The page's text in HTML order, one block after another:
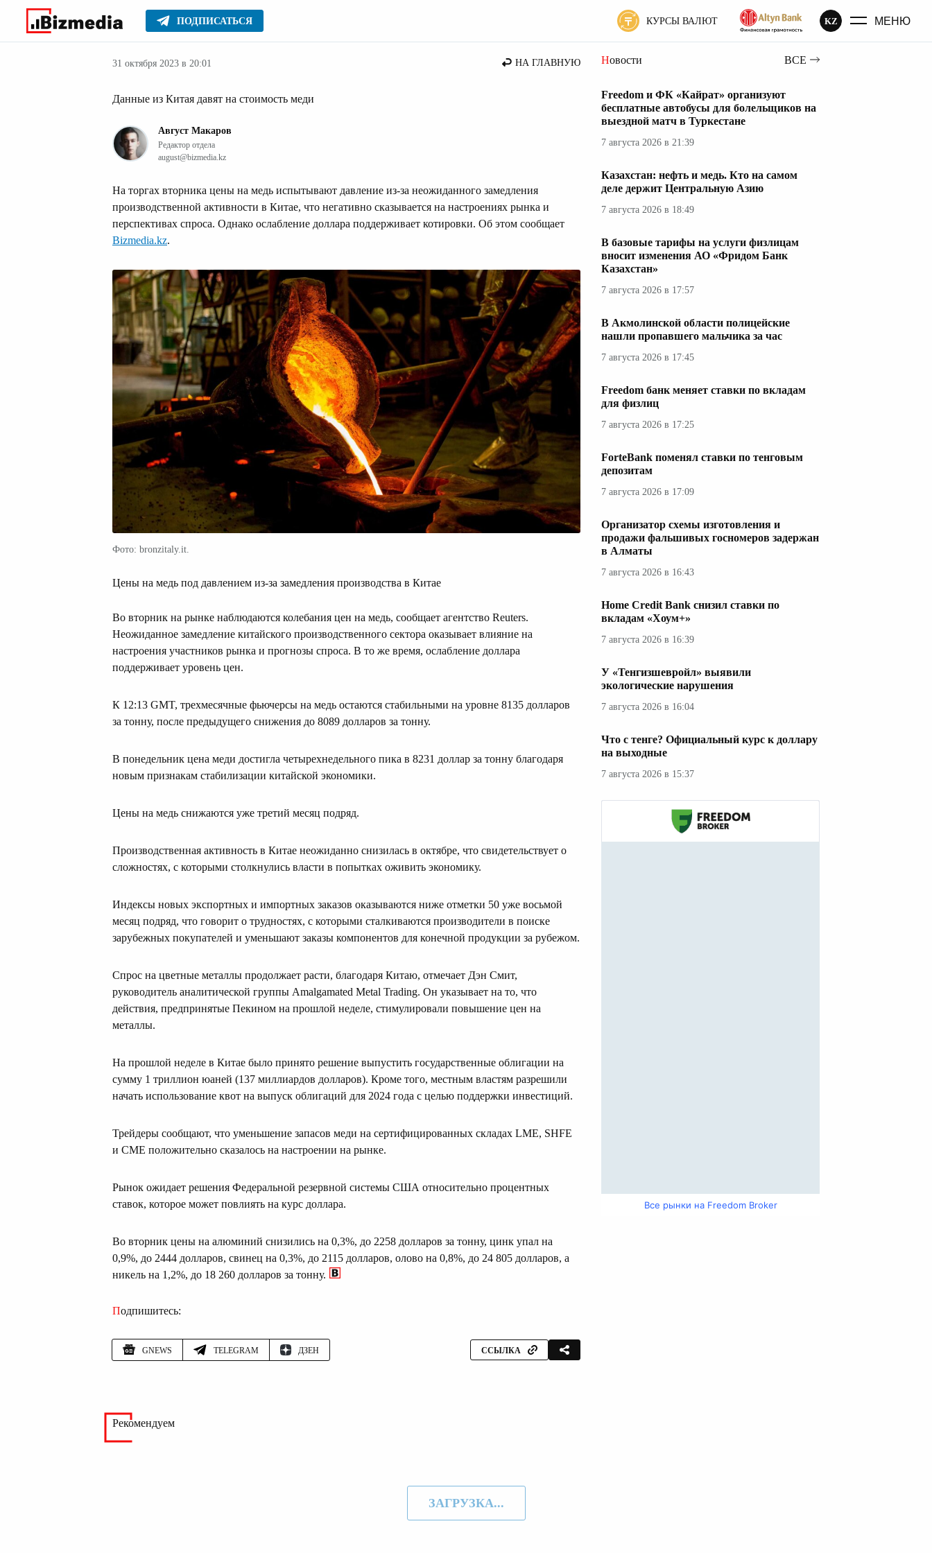
ПОДПИСАТЬСЯ КУРСЫ ВАЛЮТ KZ МЕНЮ
Главное Новости Мировые новости
31 октября 2023 в 20:01 НА ГЛАВНУЮ
Данные из Китая давят на стоимость меди
Август Макаров
Редактор отдела
august@bizmedia.kz
На торгах вторника цены на медь испытывают давление из-за неожиданного замедления
производственной активности в Китае, что негативно сказывается на настроениях рынка и
перспективах спроса. Однако ослабление доллара поддерживает котировки. Об этом сообщает
Bizmedia.kz.
Фото: bronzitaly.it.
Цены на медь под давлением из-за замедления производства в Китае
Во вторник на рынке наблюдаются колебания цен на медь, сообщает агентство Reuters.
Неожиданное замедление китайского производственного сектора оказывает влияние на
настроения участников рынка и прогнозы спроса. В то же время, ослабление доллара
поддерживает уровень цен.
К 12:13 GMT, трехмесячные фьючерсы на медь остаются стабильными на уровне 8135 долларов
за тонну, после предыдущего снижения до 8089 долларов за тонну.
В понедельник цена меди достигла четырехнедельного пика в 8231 доллар за тонну благодаря
новым признакам стабилизации китайской экономики.
Цены на медь снижаются уже третий месяц подряд.
Производственная активность в Китае неожиданно снизилась в октябре, что свидетельствует о
сложностях, с которыми столкнулись власти в попытках оживить экономику.
Индексы новых экспортных и импортных заказов оказываются ниже отметки 50 уже восьмой
месяц подряд, что говорит о трудностях, с которыми сталкиваются производители в поиске
зарубежных покупателей и уменьшают заказы компонентов для конечной продукции за рубежом.
Спрос на цветные металлы продолжает расти, благодаря Китаю, отмечает Дэн Смит,
руководитель аналитической группы Amalgamated Metal Trading. Он указывает на то, что
действия, предпринятые Пекином на прошлой неделе, стимулировали повышение цен на
металлы.
На прошлой неделе в Китае было принято решение выпустить государственные облигации на
сумму 1 триллион юаней (137 миллиардов долларов). Кроме того, местным властям разрешили
начать использование квот на выпуск облигаций для 2024 года с целью поддержки инвестиций.
Трейдеры сообщают, что уменьшение запасов меди на сертифицированных складах LME, SHFE
и CME положительно сказалось на настроении на рынке.
Рынок ожидает решения Федеральной резервной системы США относительно процентных
ставок, которое может повлиять на курс доллара.
Во вторник цены на алюминий снизились на 0,3%, до 2258 долларов за тонну, цинк упал на
0,9%, до 2444 долларов, свинец на 0,3%, до 2115 долларов, олово на 0,8%, до 24 805 долларов, а
никель на 1,2%, до 18 260 долларов за тонну.
Подпишитесь:
GNEWS TELEGRAM ДЗЕН ССЫЛКА
Новости ВСЕ
Freedom и ФК «Кайрат» организуют
бесплатные автобусы для болельщиков на
выездной матч в Туркестане
7 августа 2026 в 21:39
Казахстан: нефть и медь. Кто на самом
деле держит Центральную Азию
7 августа 2026 в 18:49
В базовые тарифы на услуги физлицам
вносит изменения АО «Фридом Банк
Казахстан»
7 августа 2026 в 17:57
В Акмолинской области полицейские
нашли пропавшего мальчика за час
7 августа 2026 в 17:45
Freedom банк меняет ставки по вкладам
для физлиц
7 августа 2026 в 17:25
ForteBank поменял ставки по тенговым
депозитам
7 августа 2026 в 17:09
Организатор схемы изготовления и
продажи фальшивых госномеров задержан
в Алматы
7 августа 2026 в 16:43
Home Credit Bank снизил ставки по
вкладам «Хоум+»
7 августа 2026 в 16:39
У «Тенгизшевройл» выявили
экологические нарушения
7 августа 2026 в 16:04
Что с тенге? Официальный курс к доллару
на выходные
7 августа 2026 в 15:37
Все рынки на Freedom Broker
Рекомендуем
ЗАГРУЗКА...